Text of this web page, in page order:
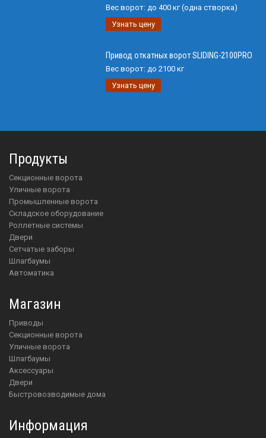
Вес ворот:до 400 кг (одна створка)
Узнать цену
Привод откатных ворот SLIDING-2100PRO
Вес ворот: до 2100 кг
Узнать цену
Продукты
Секционные ворота
Уличные ворота
Промышленные ворота
Складское оборудование
Роллетные системы
Двери
Сетчатые заборы
Шлагбаумы
Автоматика
Магазин
приводы
Секционные ворота
Уличные ворота
шлагбаумы
аксессуары
двери
Быстровозводимые дома
Информация